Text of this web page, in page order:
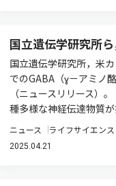
国立遺伝学研究所
国立遺伝学研究所，米
でのGABA（ɣ－アミノ
（ニュースリリース）
種多様な神経伝達物質
ニュース ライフサイエンス
2025.04.21